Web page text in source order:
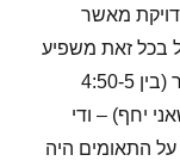
מאשר
בכל זאת משפיע
קצת. הקצב היום היה ללא ספק מהיר יותר (בין 4:50-5
יותר כשאני יחף) – ודי
התאומים היה